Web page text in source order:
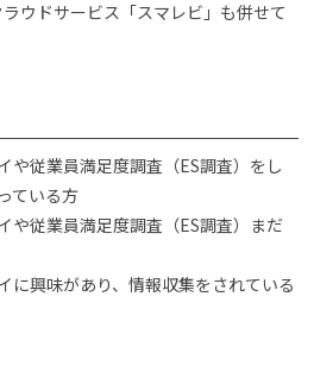
ウドサービス「スマレビ」も併せて
や従業員満足度調査（ES調査）をし
ている方
や従業員満足度調査（ES調査）まだ
に興味があり、情報収集をされている